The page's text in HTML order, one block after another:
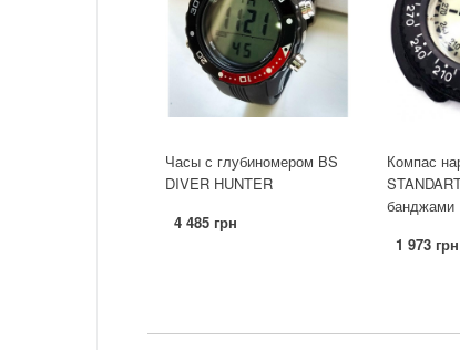
Часы с глубиномером BS
DIVER HUNTER
4 485 грн
Компас
банджами
1 973 грн